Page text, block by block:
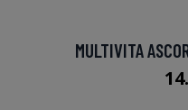
MULTIVITA